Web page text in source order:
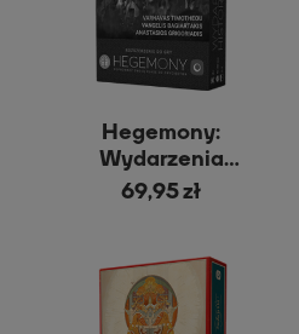
Hegemony:
Wydarzenia
Historyczne
69,95 zł